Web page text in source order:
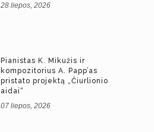
28 liepos, 2026
Pianistas K. Mikužis ir
kompozitorius A. Papp’as
pristato projektą „Čiurlionio
aidai“
07 liepos, 2026